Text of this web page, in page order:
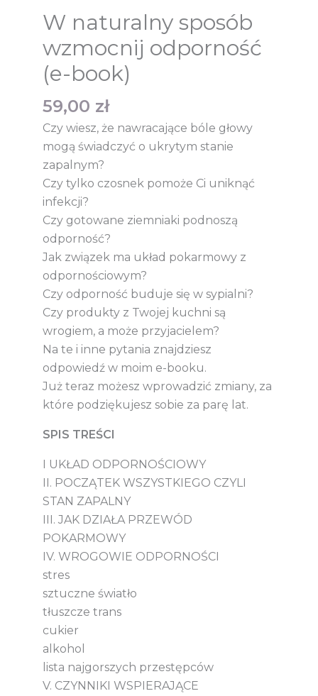
W naturalny sposób
wzmocnij odporność
(e-book)
59,00 zł
Czy wiesz, że nawracające bóle głowy
mogą świadczyć o ukrytym stanie
zapalnym?
Czy tylko czosnek pomoże Ci uniknąć
infekcji?
Czy gotowane ziemniaki podnoszą
odporność?
Jak związek ma układ pokarmowy z
odpornościowym?
Czy odporność buduje się w sypialni?
Czy produkty z Twojej kuchni są
wrogiem, a może przyjacielem?
Na te i inne pytania znajdziesz
odpowiedź w moim e-booku.
Już teraz możesz wprowadzić zmiany, za
które podziękujesz sobie za parę lat.
SPIS TREŚCI
I UKŁAD ODPORNOŚCIOWY
II. POCZĄTEK WSZYSTKIEGO CZYLI
STAN ZAPALNY
III. JAK DZIAŁA PRZEWÓD
POKARMOWY
IV. WROGOWIE ODPORNOŚCI
stres
sztuczne światło
tłuszcze trans
cukier
alkohol
lista najgorszych przestępców
V. CZYNNIKI WSPIERAJĄCE